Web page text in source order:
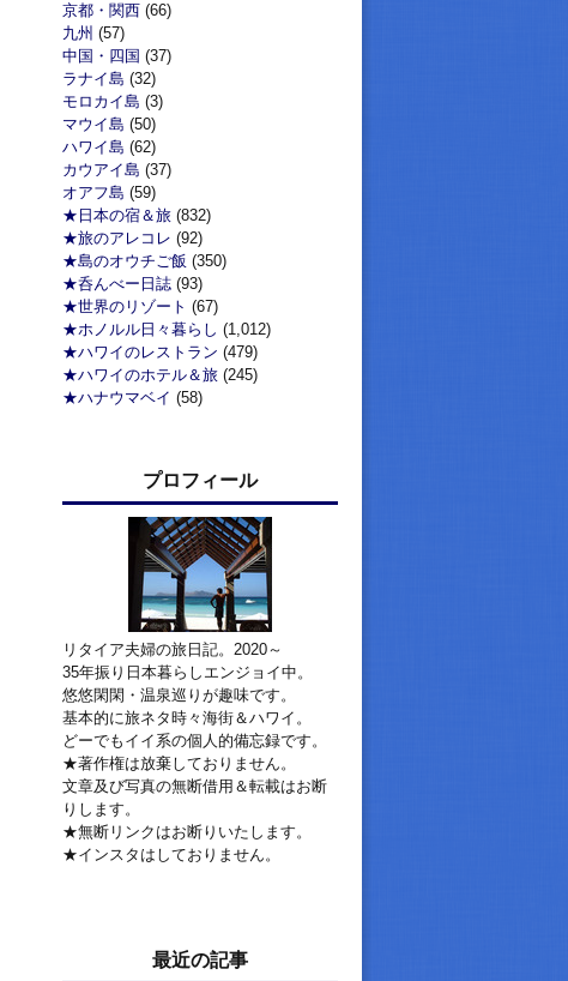
京都・関西 (66)
九州 (57)
中国・四国 (37)
ラナイ島 (32)
モロカイ島 (3)
マウイ島 (50)
ハワイ島 (62)
カウアイ島 (37)
オアフ島 (59)
★日本の宿＆旅 (832)
★旅のアレコレ (92)
★島のオウチご飯 (350)
★呑んべー日誌 (93)
★世界のリゾート (67)
★ホノルル日々暮らし (1,012)
★ハワイのレストラン (479)
★ハワイのホテル＆旅 (245)
★ハナウマベイ (58)
プロフィール
リタイア夫婦の旅日記。2020～
35年振り日本暮らしエンジョイ中。
悠悠閑閑・温泉巡りが趣味です。
基本的に旅ネタ時々海街＆ハワイ。
どーでもイイ系の個人的備忘録です。
★著作権は放棄しておりません。
文章及び写真の無断借用＆転載はお断
りします。
★無断リンクはお断りいたします。
★インスタはしておりません。
最近の記事